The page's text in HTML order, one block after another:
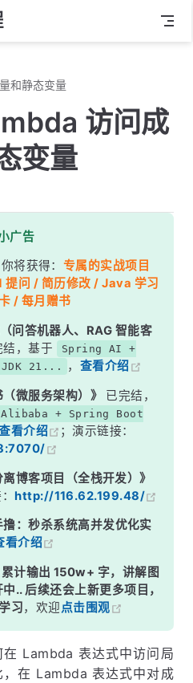
和静态变量
访问成
变量
广告
将获得： 专属的实战项目
提问 / 简历修改 / Java 学习
/ 每月赠书
问答机器人、RAG 智能客
结，基于
Spring AI +
21...
， 查看介绍
微服务架构）》
已完结，
+ Spring Boot
看介绍
；演示链接：
博客项目（全栈开发）》
http://116.62.199.48/
撸：秒杀系统高并发优化实
看介绍
累计输出 150w+ 字，讲解图
.. 后续还会上新更多项目，
习，欢迎点击围观
Lambda 表达式中访问局
在 Lambda 表达式中对成